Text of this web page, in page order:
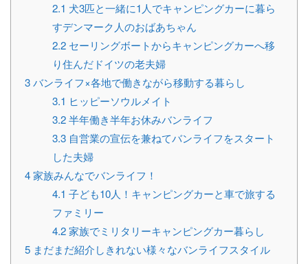
2.1 犬3匹と一緒に1人でキャンピングカーに暮ら
すデンマーク人のおばあちゃん
2.2 セーリングボートからキャンピングカーへ移
り住んだドイツの老夫婦
3バンライフ×各地で働きながら移動する暮らし
3.1 ヒッピーソウルメイト
3.2半年働き半年お休みバンライフ
3.3 自営業の宣伝を兼ねてバンライフをスタート
した夫婦
4家族みんなでバンライフ！
4.1 子ども10人！キャンピングカーと車で旅する
ファミリー
4.2家族でミリタリーキャンピングカー暮らし
5 まだまだ紹介しきれない様々なバンライフスタイル